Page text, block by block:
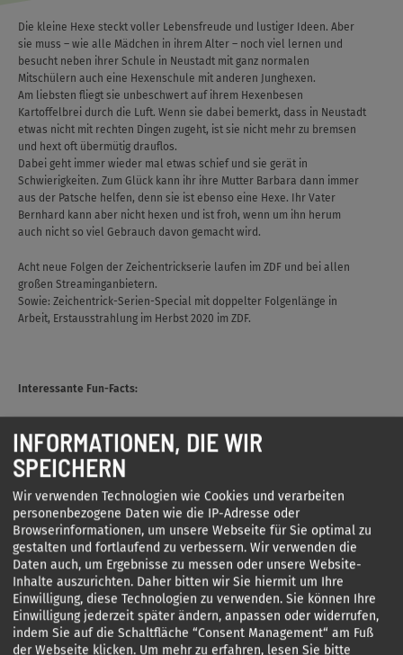
Die kleine Hexe steckt voller Lebensfreude und lustiger Ideen. Aber
sie muss – wie alle Mädchen in ihrem Alter – noch viel lernen und
besucht neben ihrer Schule in Neustadt mit ganz normalen
Mitschülern auch eine Hexenschule mit anderen Junghexen.
Am liebsten fliegt sie unbeschwert auf ihrem Hexenbesen
Kartoffelbrei durch die Luft. Wenn sie dabei bemerkt, dass in Neustadt
etwas nicht mit rechten Dingen zugeht, ist sie nicht mehr zu bremsen
und hext oft übermütig drauflos.
Dabei geht immer wieder mal etwas schief und sie gerät in
Schwierigkeiten. Zum Glück kann ihr ihre Mutter Barbara dann immer
aus der Patsche helfen, denn sie ist ebenso eine Hexe. Ihr Vater
Bernhard kann aber nicht hexen und ist froh, wenn um ihn herum
auch nicht so viel Gebrauch davon gemacht wird.
Acht neue Folgen der Zeichentrickserie laufen im ZDF und bei allen
großen Streaminganbietern.
Sowie: Zeichentrick-Serien-Special mit doppelter Folgenlänge in
Arbeit, Erstausstrahlung im Herbst 2020 im ZDF.
Interessante Fun-Facts:
Großeltern und taucht seitdem nie wieder auf.
Das Spin off „Bibi & Tina“ hat sich seit 1991 ebenfalls zu einem
Riesenerfolg entwickelt. Der Soundtrack zum Kinofilm „Bibi & Tina –
Mädchen gegen Jungs“ kletterte 2016 auf Platz 1 der deutschen
Albumcharts.
Gerrit Schmidt-Foß, Sprecher von Bibis Freund Florian, spricht seit
1993 auch die Synchronstimme von Leonardo DiCaprio.
Nicht nur die menschlichen Figuren werden von namhaften
Schauspielern gesprochen. Neben ihrer Arbeit an der Berliner
Schaubühne spricht – oder kräht – die Darstellerin Cathlen Gawlich
bei Bibi Blocksberg auch Tante Manias Raben Abraxas.
INFORMATIONEN, DIE WIR
SPEICHERN
Wir verwenden Technologien wie Cookies und verarbeiten
personenbezogene Daten wie die IP-Adresse oder
Browserinformationen, um unsere Webseite für Sie optimal zu
gestalten und fortlaufend zu verbessern. Wir verwenden die
Daten auch, um Ergebnisse zu messen oder unsere Website-
Inhalte auszurichten. Daher bitten wir Sie hiermit um Ihre
Einwilligung, diese Technologien zu verwenden. Sie können Ihre
Einwilligung jederzeit später ändern, anpassen oder widerrufen,
indem Sie auf die Schaltfläche “Consent Management“ am Fuß
der Webseite klicken. Um mehr zu erfahren, lesen Sie bitte